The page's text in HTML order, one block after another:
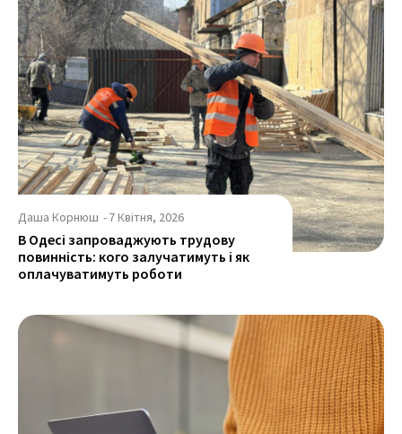
Даша Корнюш -7 Квітня, 2026
В Одесі запроваджують трудову
повинність: кого залучатимуть і як
оплачуватимуть роботи